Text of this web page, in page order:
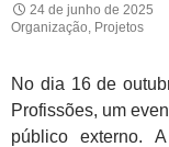
24 de junho de 2025
Organização, Projetos
No dia 16 de
Profissões, um
público externo.